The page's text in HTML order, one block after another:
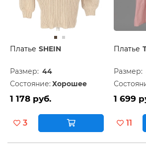
Платье SHEIN
Размер: 44
Состояние: Хорошее
1 178 руб.
3
Платье
Размер:
1 699
11